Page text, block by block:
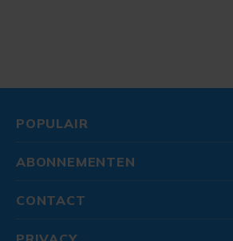
POPULAIR
ABONNEMENTEN
CONTACT